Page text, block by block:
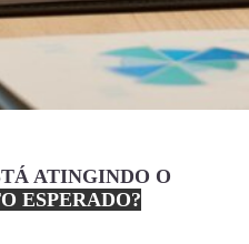
ATINGINDO O
ESPERADO?